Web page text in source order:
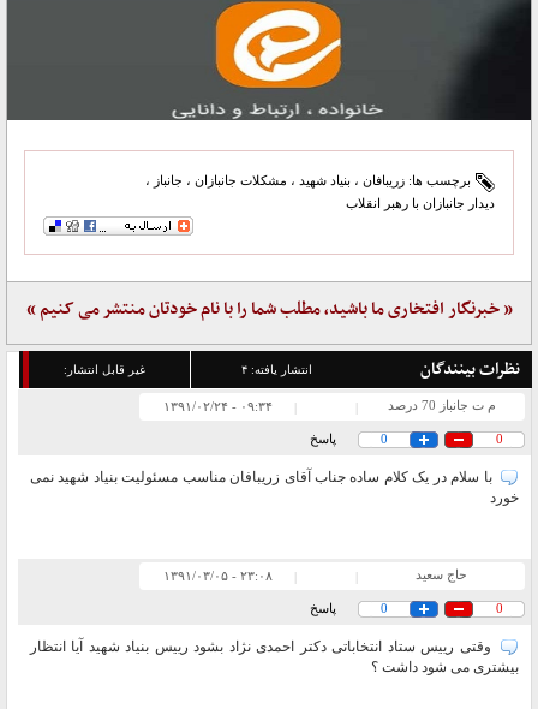
برچسب ها: زریبافان ، بنیاد شهید ، مشکلات جانبازان ، جانباز ،
دیدار جانبازان با رهبر انقلاب
« خبرنگار افتخاری ما باشید، مطلب شما را با نام خودتان منتشر می کنیم »
نظرات بینندگان انتشار یافته:۴ غیر قابل انتشار:
م ت جانباز 70 درصد ۰۹:۳۴ - ۱۳۹۱/۰۲/۲۴
0
0 پاسخ
با سلام در یک کلام ساده جناب آقای زریبافان مناسب مسئولیت بنیاد شهید نمی
خورد
حاج سعید |
| ۲۳:۰۸ - ۱۳۹۱/۰۳/۰۵
0
0 پاسخ
وقتی رییس ستاد انتخاباتی دکتر احمدی نژاد بشود رییس بنیاد شهید آیا انتظار
بیشتری می شود داشت ؟